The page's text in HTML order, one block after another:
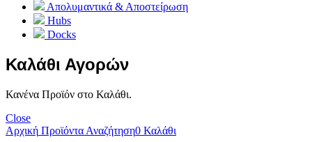
Απολυμαντικά & Αποστείρωση
Hubs
Docks
Καλάθι Αγορών
Κανένα Προϊόν στο Καλάθι.
Close
Αρχική Προϊόντα Αναζήτηση0 Καλάθι